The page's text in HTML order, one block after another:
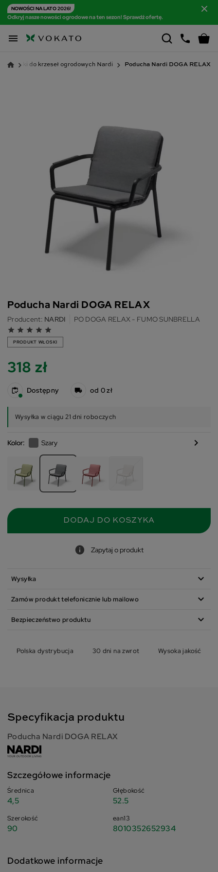
NOWOŚCI NA LATO 2026!
Odkryj nasze nowości ogrodowe na ten sezon! Sprawdź ofertę.

Poduszki do krzeseł ogrodowych Nardi Poducha Nardi DOGA RELAX
Poducha Nardi DOGA RELAX
Producent: NARDI PO DOGA RELAX - FUMO SUNBRELLA
grade grade grade grade grade
PRODUKT WŁOSKI
318 zł
Dostępny od 0 zł
Wysyłka w ciągu 21 dni roboczych
Kolor: Szary chevron_right
DODAJ DO KOSZYKA
Zapytaj o produkt
Wysyłka expand_more
Zamów produkt telefonicznie lub mailowo expand_more
Bezpieczeństwo produktu expand_more
Polska dystrybucja 30 dni na zwrot Wysoka jakość
Specyfikacja produktu
Poducha Nardi DOGA RELAX
Szczegółowe informacje
Średnica
4,5
Szerokość
90
Głębokość
52.5
ean13
8010352652934
Dodatkowe informacje